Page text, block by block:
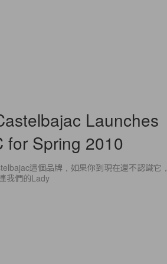
Launches
for Spring 2010
這個品牌，如果你到現在還不認識它，
我們的Lady